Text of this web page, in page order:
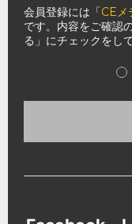
会員登録には「CEメ
です。内容をご確認
る」にチェックをし